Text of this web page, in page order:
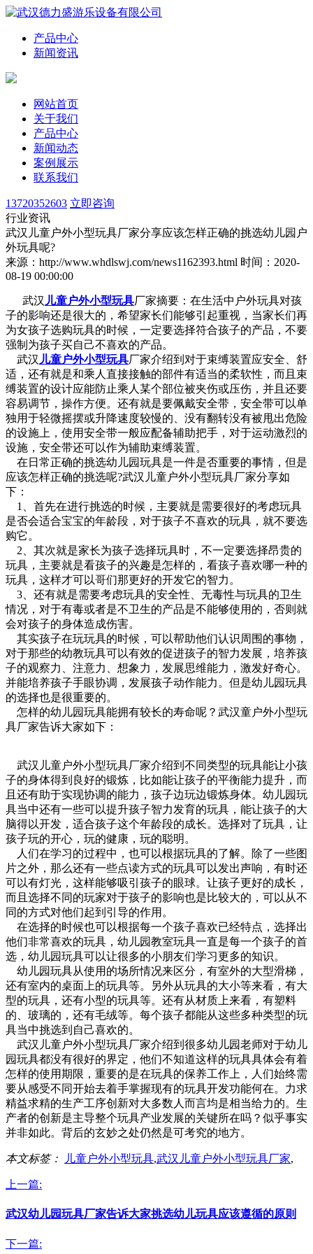
产品中心
新闻资讯
网站首页
关于我们
产品中心
新闻动态
案例展示
联系我们
13720352603 立即咨询
行业资讯
武汉儿童户外小型玩具厂家分享应该怎样正确的挑选幼儿园户
外玩具呢?
来源：http://www.whdlswj.com/news1162393.html 时间：2020-
08-19 00:00:00
武汉 儿童户外小型玩具厂家摘要：在生活中户外玩具对孩
子的影响还是很大的，希望家长们能够引起重视，当家长们再
为女孩子选购玩具的时候，一定要选择符合孩子的产品，不要
强制为孩子买自己不喜欢的产品。
武汉 儿童户外小型玩具厂家介绍到对于束缚装置应安全、舒
适，还有就是和乘人直接接触的部件有适当的柔软性，而且束
缚装置的设计应能防止乘人某个部位被夹伤或压伤，并且还要
容易调节，操作方便。还有就是要佩戴安全带，安全带可以单
独用于轻微摇摆或升降速度较慢的、没有翻转没有被甩出危险
的设施上，使用安全带一般应配备辅助把手，对于运动激烈的
设施，安全带还可以作为辅助束缚装置。
在日常正确的挑选幼儿园玩具是一件是否重要的事情，但是
应该怎样正确的挑选呢?武汉儿童户外小型玩具厂家分享如
下：
1、首先在进行挑选的时候，主要就是需要很好的考虑玩具
是否会适合宝宝的年龄段，对于孩子不喜欢的玩具，就不要选
购它。
2、其次就是家长为孩子选择玩具时，不一定要选择昂贵的
玩具，主要就是看孩子的兴趣是怎样的，看孩子喜欢哪一种的
玩具，这样才可以哥们那更好的开发它的智力。
3、还有就是需要考虑玩具的安全性、无毒性与玩具的卫生
情况，对于有毒或者是不卫生的产品是不能够使用的，否则就
会对孩子的身体造成伤害。
其实孩子在玩玩具的时候，可以帮助他们认识周围的事物，
对于那些的幼教玩具可以有效的促进孩子的智力发展，培养孩
子的观察力、注意力、想象力，发展思维能力，激发好奇心。
并能培养孩子手眼协调，发展孩子动作能力。但是幼儿园玩具
的选择也是很重要的。
怎样的幼儿园玩具能拥有较长的寿命呢？武汉童户外小型玩
具厂家告诉大家如下：
武汉儿童户外小型玩具厂家介绍到不同类型的玩具能让小孩
子的身体得到良好的锻炼，比如能让孩子的平衡能力提升，而
且还有助于实现协调的能力，孩子边玩边锻炼身体。幼儿园玩
具当中还有一些可以提升孩子智力发育的玩具，能让孩子的大
脑得以开发，适合孩子这个年龄段的成长。选择对了玩具，让
孩子玩的开心，玩的健康，玩的聪明。
人们在学习的过程中，也可以根据玩具的了解。除了一些图
片之外，那么还有一些点读方式的玩具可以发出声响，有时还
可以有灯光，这样能够吸引孩子的眼球。让孩子更好的成长，
而且选择不同的玩家对于孩子的影响也是比较大的，可以从不
同的方式对他们起到引导的作用。
在选择的时候也可以根据每一个孩子喜欢已经特点，选择出
他们非常喜欢的玩具，幼儿园教室玩具一直是每一个孩子的首
选，幼儿园玩具可以让很多的小朋友们学习更多的知识。
幼儿园玩具从使用的场所情况来区分，有室外的大型滑梯，
还有室内的桌面上的玩具等。另外从玩具的大小等来看，有大
型的玩具，还有小型的玩具等。还有从材质上来看，有塑料
的、玻璃的，还有毛绒等。每个孩子都能从这些多种类型的玩
具当中挑选到自己喜欢的。
武汉儿童户外小型玩具厂家介绍到很多幼儿园老师对于幼儿
园玩具都没有很好的界定，他们不知道这样的玩具具体会有着
怎样的使用期限，重要的是在玩具的保养工作上，人们始终需
要从感受不同开始去着手掌握现有的玩具开发功能何在。力求
精益求精的生产工序创新对大多数人而言均是相当给力的。生
产者的创新是主导整个玩具产业发展的关键所在吗？似乎事实
并非如此。背后的玄妙之处仍然是可考究的地方。
本文标签： 儿童户外小型玩具,武汉儿童户外小型玩具厂家,
上一篇:
武汉幼儿园玩具厂家告诉大家挑选幼儿玩具应该遵循的原则
下一篇: